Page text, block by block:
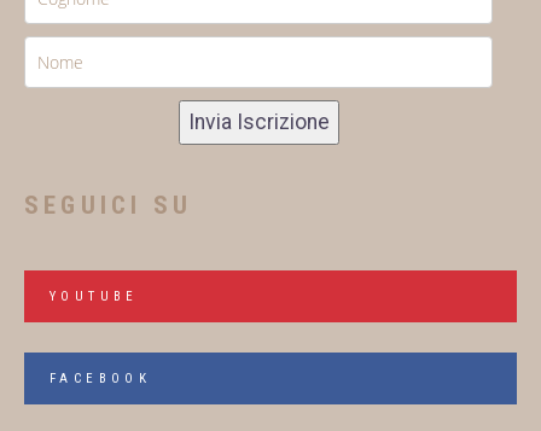
Invia Iscrizione
SEGUICI SU
YOUTUBE
FACEBOOK